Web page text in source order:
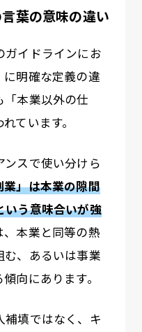
言葉の意味の違い
ガイドラインにお
に明確な定義の違
「本業以外の仕
ています。
ンスで使い分けら
業」は本業の隙間
いう意味合いが強
本業と同等の熱
む、あるいは事業
向にあります。
補填ではなく、キ